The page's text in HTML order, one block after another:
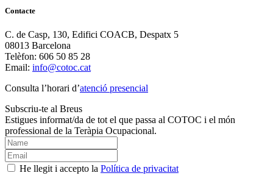
Contacte
C. de Casp, 130, Edifici COACB, Despatx 5
08013 Barcelona
Telèfon: 606 50 85 28
Email: info@cotoc.cat
Consulta l’horari d’atenció presencial
Subscriu-te al Breus
Estigues informat/da de tot el que passa al COTOC i el món
professional de la Teràpia Ocupacional.
He llegit i accepto la Política de privacitat